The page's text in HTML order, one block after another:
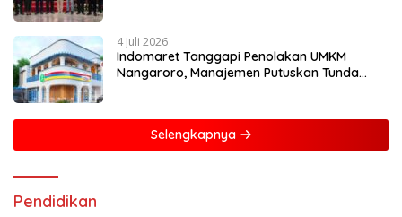
4 Juli 2026
Indomaret Tanggapi Penolakan UMKM
Nangaroro, Manajemen Putuskan Tunda
Selengkapnya
Pendidikan